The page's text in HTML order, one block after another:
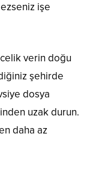
işe
verin doğu
şehirde
dosya
uzak durun.
daha az